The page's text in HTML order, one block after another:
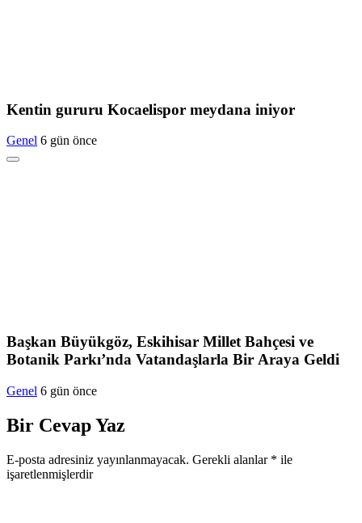
Kentin gururu Kocaelispor meydana iniyor
Genel 6 gün önce
Başkan Büyükgöz, Eskihisar Millet Bahçesi ve
Botanik Parkı’nda Vatandaşlarla Bir Araya Geldi
Genel 6 gün önce
Bir Cevap Yaz
E-posta adresiniz yayınlanmayacak. Gerekli alanlar * ile
işaretlenmişlerdir